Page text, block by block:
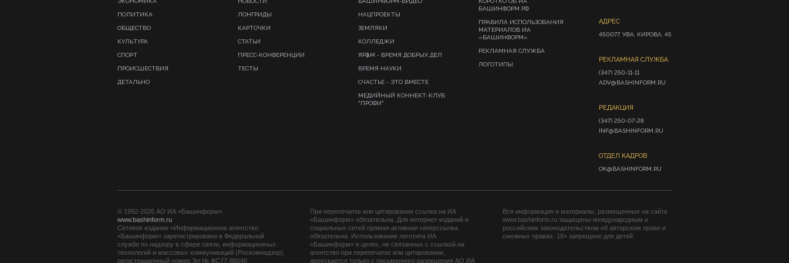
ПОЛИТИКА
ОБЩЕСТВО
КУЛЬТУРА
СПОРТ
ПРОИСШЕСТВИЯ
ДЕТАЛЬНО
ЛОНГРИДЫ
КАРТОЧКИ
СТАТЬИ
ПРЕСС-КОНФЕРЕНЦИИ
ТЕСТЫ
НАЦПРОЕКТЫ
ЗЕМЛЯКИ
КОЛЛЕДЖИ
ЯРҘАМ - ВРЕМЯ ДОБРЫХ ДЕЛ
ВРЕМЯ НАУКИ
СЧАСТЬЕ - ЭТО ВМЕСТЕ
МЕДИЙНЫЙ КОННЕКТ-КЛУБ
"ПРОФИ"
БАШИНФОРМ.РФ
ПРАВИЛА ИСПОЛЬЗОВАНИЯ
МАТЕРИАЛОВ ИА
«БАШИНФОРМ»
РЕКЛАМНАЯ СЛУЖБА
ЛОГОТИПЫ
АДРЕС
450077, УФА, КИРОВА, 45
РЕКЛАМНАЯ СЛУЖБА
(347) 250-11-11
ADV@BASHINFORM.RU
РЕДАКЦИЯ
(347) 250-07-28
INF@BASHINFORM.RU
ОТДЕЛ КАДРОВ
OK@BASHINFORM.RU
© 1992-2026 АО ИА «Башинформ».
www.bashinform.ru
Сетевое издание «Информационное агентство
«Башинформ» зарегистрировано в Федеральной
службе по надзору в сфере связи, информационных
технологий и массовых коммуникаций (Роскомнадзор),
регистрационный номер Эл № ФС77-88040
При перепечатке или цитировании ссылка на ИА
«Башинформ» обязательна. Для интернет-изданий и
социальных сетей прямая активная гиперссылка
обязательна. Использование логотипа ИА
«Башинформ» в целях, не связанных с ссылкой на
агентство при перепечатке или цитировании,
допускается только с письменного разрешения АО ИА
Вся информация и материалы, размещенные на сайте
www.bashinform.ru защищены международным и
российским законодательством об авторском праве и
смежных правах. 18+ запрещено для детей.